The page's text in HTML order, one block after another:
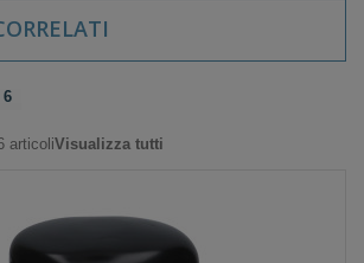
6
articoliVisualizza tutti